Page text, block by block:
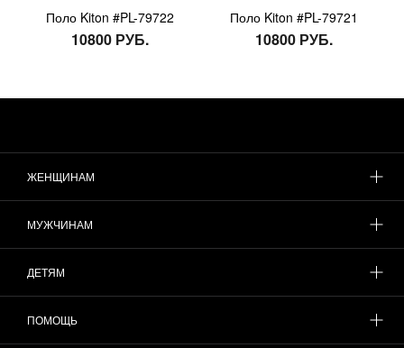
Поло Kiton #PL-79722
10800 РУБ.
Поло Kiton #PL-79721
10800 РУБ.
ЖЕНЩИНАМ
МУЖЧИНАМ
ДЕТЯМ
ПОМОЩЬ